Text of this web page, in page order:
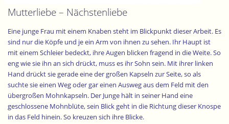
Mutterliebe – Nächstenliebe
Eine junge Frau mit einem Knaben steht im Blickpunkt dieser Arbeit. Es
sind nur die Köpfe und je ein Arm von ihnen zu sehen. Ihr Haupt ist
mit einem Schleier bedeckt, ihre Augen blicken fragend in die Weite. So
eng wie sie ihn an sich drückt, muss es ihr Sohn sein. Mit ihrer linken
Hand drückt sie gerade eine der großen Kapseln zur Seite, so als
suchte sie einen Weg oder gar einen Ausweg aus dem Feld mit den
übergroßen Mohnkapseln. Der Junge hält in seiner Hand eine
geschlossene Mohnblüte, sein Blick geht in die Richtung dieser Knospe
in das Feld hinein. So kreuzen sich ihre Blicke.